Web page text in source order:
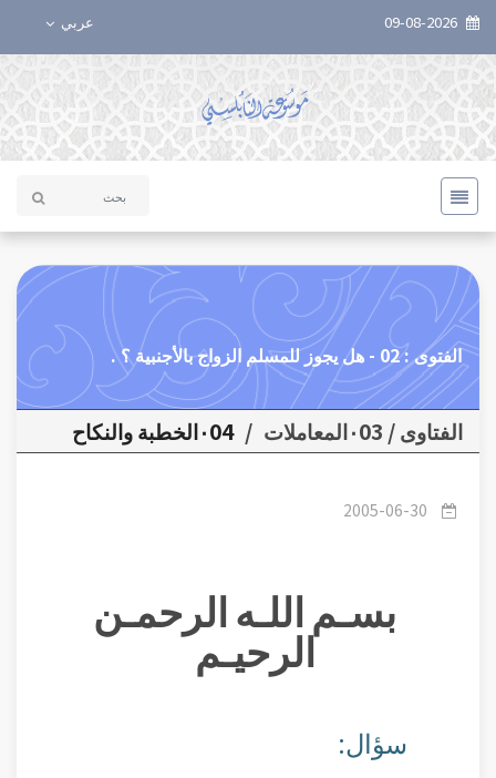
عربي
الفتوى : 02 - هل يجوز للمسلم الزواج بالأجنبية ؟ .
الفتاوى / ٠03المعاملات / ٠04الخطبة والنكاح
2005-06-30
بسـم اللـه الرحمـن
الرحيـم
سؤال: